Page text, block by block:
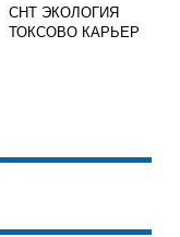
СНТ ЭКОЛОГИЯ
ТОКСОВО КАРЬЕР